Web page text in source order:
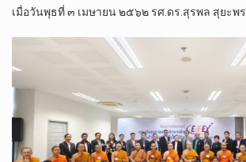
เมื่อวันพุธ​ที่​ ๓​ เมษายน​ ๒๕๖๒​ รศ.ดร.​สุรพล​ สุ​ยะ​พ